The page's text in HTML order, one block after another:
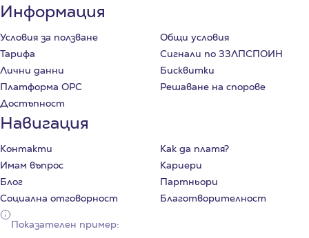
Информация
Условия за ползване
Общи условия
Тарифа
Сигнали по ЗЗЛПСПОИН
Лични данни
Бисквитки
Платформа ОРС
Решаване на спорове
Достъпност
Навигация
Контакти
Как да платя?
Имам въпрос
Кариери
Блог
Партньори
Социална отговорност
Благотворителност
Показателен пример: